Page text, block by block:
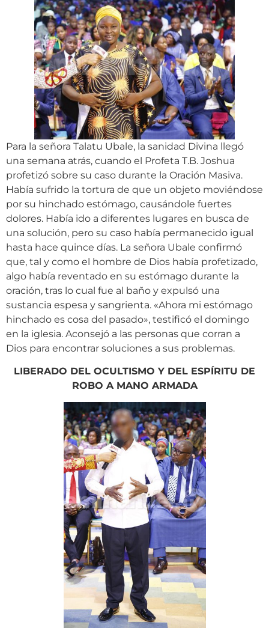
Para la señora Talatu Ubale, la sanidad Divina llegó
una semana atrás, cuando el Profeta T.B. Joshua
profetizó sobre su caso durante la Oración Masiva.
Había sufrido la tortura de que un objeto moviéndose
por su hinchado estómago, causándole fuertes
dolores. Había ido a diferentes lugares en busca de
una solución, pero su caso había permanecido igual
hasta hace quince días. La señora Ubale confirmó
que, tal y como el hombre de Dios había profetizado,
algo había reventado en su estómago durante la
oración, tras lo cual fue al baño y expulsó una
sustancia espesa y sangrienta. «Ahora mi estómago
hinchado es cosa del pasado», testificó el domingo
en la iglesia. Aconsejó a las personas que corran a
Dios para encontrar soluciones a sus problemas.
LIBERADO DEL OCULTISMO Y DEL ESPÍRITU DE
ROBO A MANO ARMADA